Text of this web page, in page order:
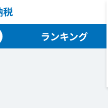
税
ランキング